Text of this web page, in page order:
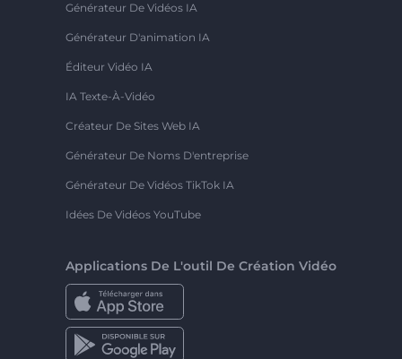
Générateur De Vidéos IA
Générateur D'animation IA
Éditeur Vidéo IA
IA Texte-À-Vidéo
Créateur De Sites Web IA
Générateur De Noms D'entreprise
Générateur De Vidéos TikTok IA
Idées De Vidéos YouTube
Applications De L'outil De Création Vidéo